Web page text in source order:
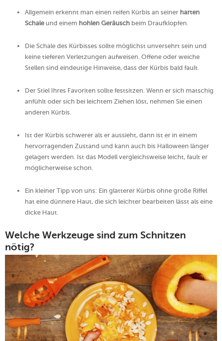
Allgemein erkennt man einen reifen Kürbis an seiner harten
Schaleund einem hohlen Geräusch beim Draufklopfen.
Die Schale des Kürbisses sollte möglichst unversehrt sein und
keine tieferen Verletzungen aufweisen. Offene oder weiche
Stellen sind eindeutige Hinweise, dass der Kürbis bald fault.
Der Stiel Ihres Favoriten sollte festsitzen. Wenn er sich matschig
anfühlt oder sich bei leichtem Ziehen löst, nehmen Sie einen
anderen Kürbis.
Ist der Kürbis schwerer als er aussieht, dann ist er in einem
hervorragenden Zustand und kann auch bis Halloween länger
gelagert werden. Ist das Modell vergleichsweise leicht, fault er
möglicherweise schon.
Ein kleiner Tipp von uns: Ein glatterer Kürbis ohne große Riffel
hat eine dünnere Haut, die sich leichter bearbeiten lässt als eine
dicke Haut.
Welche Werkzeuge sind zum Schnitzen
nötig?